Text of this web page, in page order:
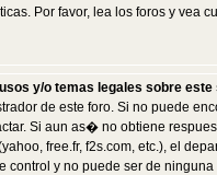
Por favor, lea los foros y vea
y/o temas legales sobre este
de este foro. Si no puede
Si aun as� no obtiene
free.fr, f2s.com, etc.), el
control y no puede ser de